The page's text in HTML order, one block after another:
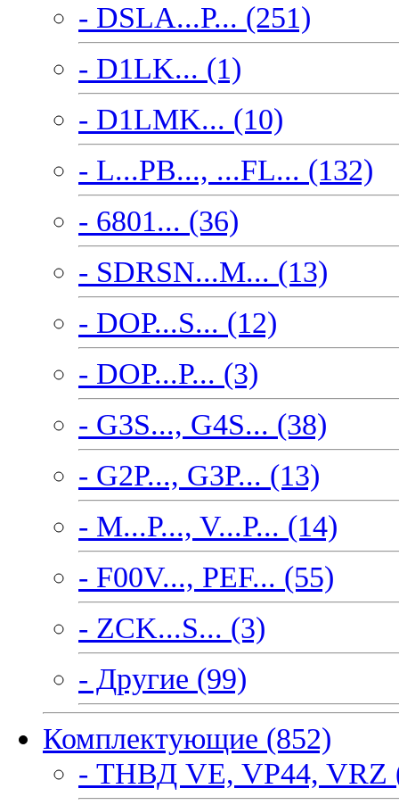
- DSLA...P... (251)
- D1LK... (1)
- D1LMK... (10)
- L...PB..., ...FL... (132)
- 6801... (36)
- SDRSN...M... (13)
- DOP...S... (12)
- DOP...P... (3)
- G3S..., G4S... (38)
- G2P..., G3P... (13)
- M...P..., V...P... (14)
- F00V..., PEF... (55)
- ZCK...S... (3)
- Другие (99)
Комплектующие (852)
- ТНВД VE, VP44, VRZ